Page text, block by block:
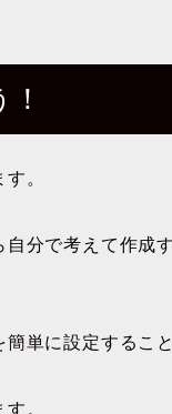
。
分で考えて作成
単に設定するこ
。